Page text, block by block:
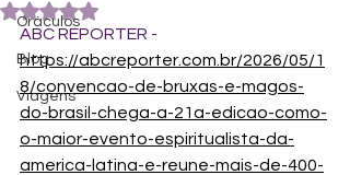
Oráculos
Blog
Viagens
Avaliado com NaN de 5 estrelas.
ABC REPORTER -
https://abcreporter.com.br/2026/05/1
8/convencao-de-bruxas-e-magos-
do-brasil-chega-a-21a-edicao-como-
o-maior-evento-espiritualista-da-
america-latina-e-reune-mais-de-400-